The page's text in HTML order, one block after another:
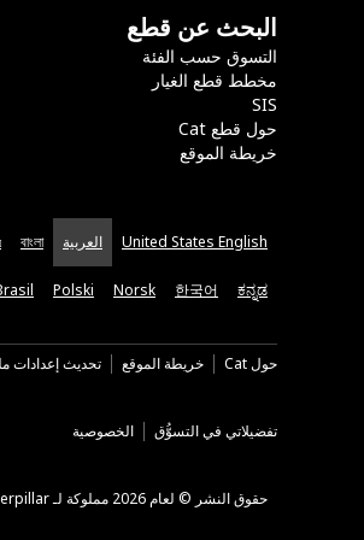
البحث عن قطع
التسوق حسب الفئة
مخطط قطع الغيار
SIS
حول قطع Cat
خريطة الموقع
United States English العربية বাংলা
ಕನ್ನಡ
한국어
Norsk
Polski
حول Cat خريطة الموقع تحديث إعدادات
تفضيلاتي في التسوُّق الخصوصية
حقوق النشر © لعام 2026 مملوكة لـ Caterpillar. جميع الحقوق محفوظة